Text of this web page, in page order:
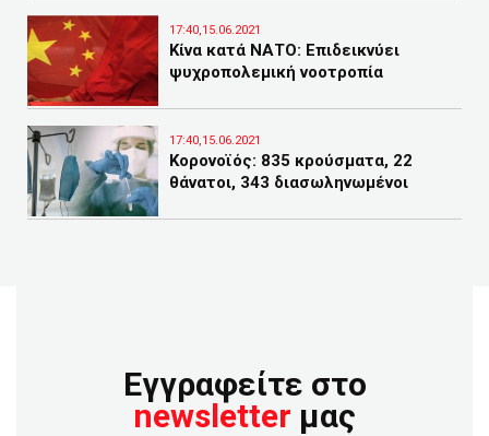
17:40,15.06.2021
Κίνα κατά ΝΑΤΟ: Επιδεικνύει
ψυχροπολεμική νοοτροπία
17:40,15.06.2021
Κορονοϊός: 835 κρούσματα, 22
θάνατοι, 343 διασωληνωμένοι
Εγγραφείτε στο
newsletter μας